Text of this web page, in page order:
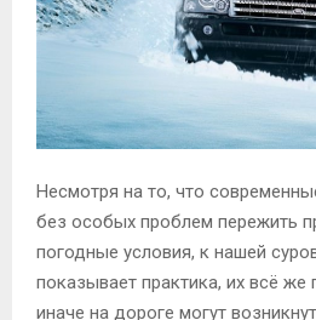
Несмотря на то, что
без особых проблем пережить
погодные условия, к нашей
показывает практика, их всё же
иначе на дороге могут